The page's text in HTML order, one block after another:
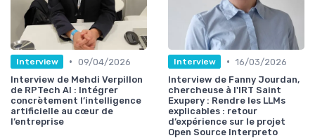
Interview • 09/04/2026
Interview de Mehdi Verpillon
de RPTech AI : Intégrer
concrètement l’intelligence
artificielle au cœur de
l’entreprise
Interview • 16/03/2026
Interview de Fanny Jourdan,
chercheuse à l'IRT Saint
Exupery : Rendre les LLMs
explicables : retour
d’expérience sur le projet
Open Source Interpreto